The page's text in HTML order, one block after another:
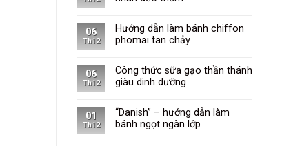
06
Th12
Hướng dẫn làm bánh chiffon
phomai tan chảy
06
Th12
Công thức sữa gạo thần thánh
giàu dinh dưỡng
01
Th12
“Danish” – hướng dẫn làm
bánh ngọt ngàn lớp